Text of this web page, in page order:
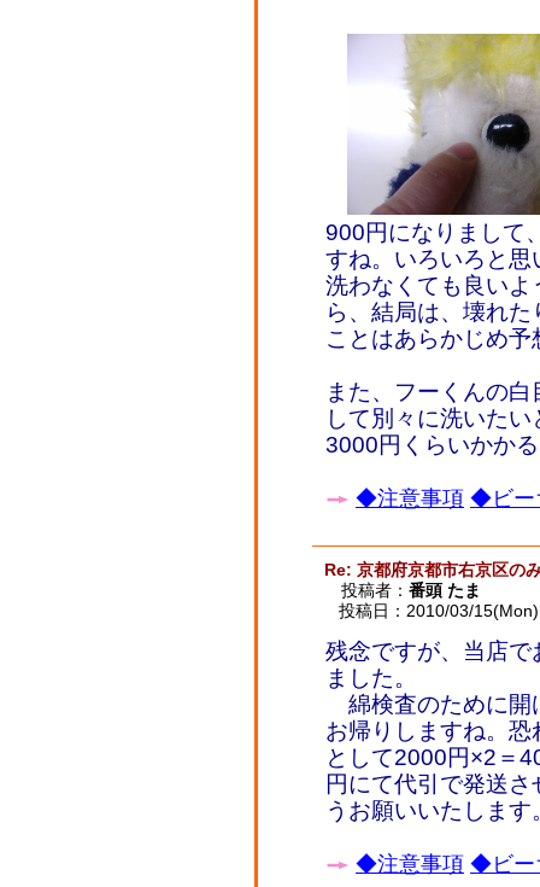
900円になりまして
すね。いろいろと
洗わなくても良い
ら、結局は、壊れ
ことはあらかじめ
また、フーくんの
して別々に洗いた
3000円くらいかか
◆注意事項 ◆ビー
Re: 京都府京都市右京区の
投稿者： 番頭 たま
投稿日：2010/03/
残念ですが、当店
ました。
綿検査のために開
お帰りしますね。
として2000円×2＝
円にて代引で発送
うお願いいたします
◆注意事項 ◆ビー